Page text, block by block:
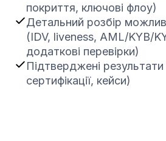
покриття, ключові флоу)
Детальний розбір
(IDV, liveness, AML/KYB/
додаткові перевірки)
Підтверджені
сертифікації, кейси)